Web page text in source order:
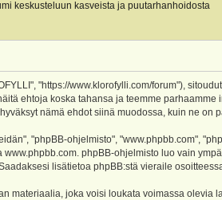
keskusteluun kasveista ja puutarhanhoidosta
"https://www.klorofylli.com/forum"),
ehtoja koska tahansa ja teemme
nämä ehdot siinä muodossa, kuin ne on
"phpBB-ohjelmisto", "www.phpbb.com",
www.phpbb.com. phpBB-ohjelmisto luo vain
lisätietoa phpBB:stä vieraile
materiaalia, joka voisi loukata voimassa olevia